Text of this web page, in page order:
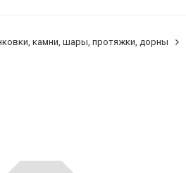
камни, шары, протяжки, дорны